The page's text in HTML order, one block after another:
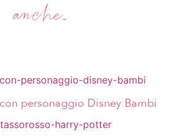
anche...
personaggio Disney Bambi